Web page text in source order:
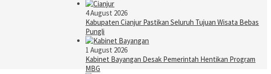
4 August 2026
Kabupaten Cianjur Pastikan Seluruh Tujuan Wisata Bebas
Pungli
1 August 2026
Kabinet Bayangan Desak Pemerintah Hentikan Program
MBG